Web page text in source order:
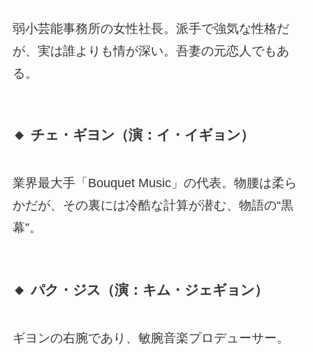
弱小芸能事務所の女性社長。派手で強気な性格だ
が、実は誰よりも情が深い。吾妻の元恋人でもあ
る。
🔸 チェ・ギヨン（演：イ・イギョン）
業界最大手「Bouquet Music」の代表。物腰は柔ら
かだが、その裏には冷酷な計算が潜む、物語の“黒
幕”。
🔸 パク・ジス（演：キム・ジェギョン）
ギヨンの右腕であり、敏腕音楽プロデューサー。